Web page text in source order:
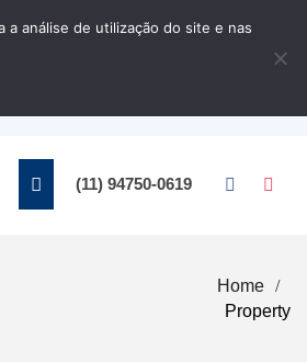
Contato
(11) 94750-0619
Home
Property
a análise de utilização do site e nas